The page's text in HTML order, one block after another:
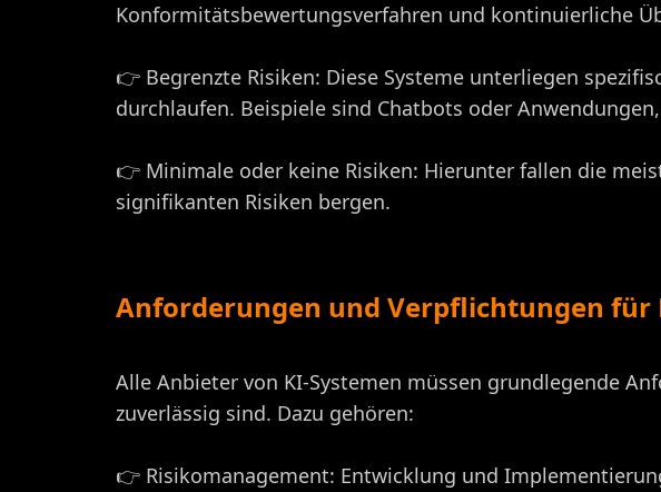
Konformitätsbewertungsverfahren und kontinuierliche
👉 Begrenzte Risiken: Diese Systeme unterliegen
durchlaufen. Beispiele sind Chatbots oder
👉 Minimale oder keine Risiken: Hierunter fallen die
signifikanten Risiken bergen.
Anforderungen und Verpflichtungen für
Alle Anbieter von KI-Systemen müssen grundlegende
zuverlässig sind. Dazu gehören:
👉 Risikomanagement: Entwicklung und